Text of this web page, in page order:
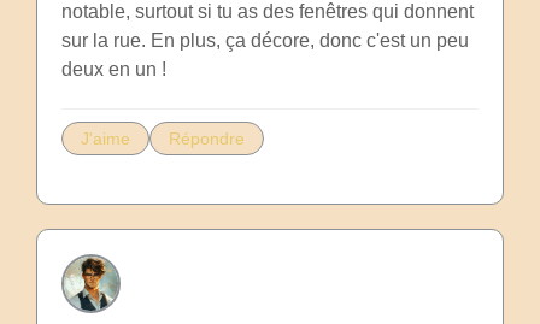
notable, surtout si tu as des fenêtres qui donnent
sur la rue. En plus, ça décore, donc c'est un peu
deux en un !
J'aime Répondre